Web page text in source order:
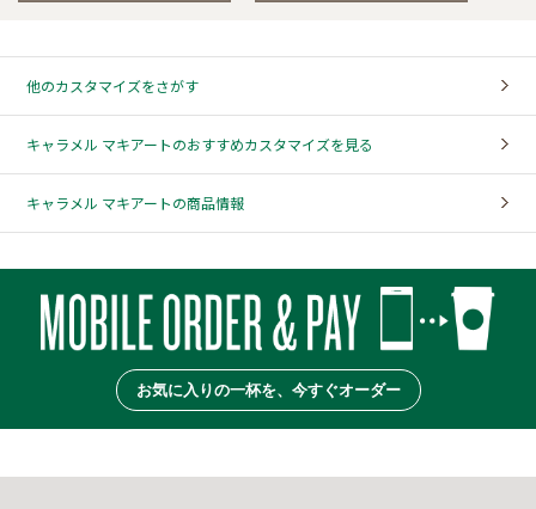
他のカスタマイズをさがす
キャラメル マキアートのおすすめカスタマイズを見る
キャラメル マキアートの商品情報
お気に入りの一杯を、今すぐオーダー